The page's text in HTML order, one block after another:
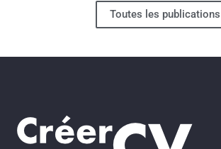
Toutes les publications